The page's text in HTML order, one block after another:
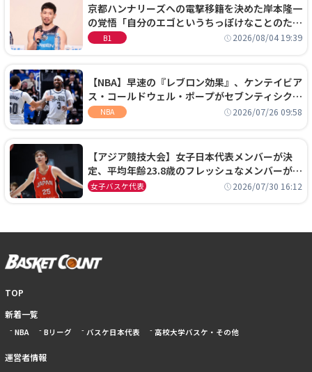
京都ハンナリーズへの電撃移籍を決めた岸本隆一
の覚悟「自分のエゴというちっぽけなことのため
に、京都に来たわけではない」
B1 2026/08/04 19:39
【NBA】早速の『レブロン効果』、ケンテイビア
ス・コールドウェル・ポープがセブンティシクサ
ーズに1年契約で加入
NBA 2026/07/26 09:58
【アジア競技大会】女子日本代表メンバーが決
定、平均年齢23.8歳のフレッシュなメンバーが日
本開催の大舞台で頂点を狙う
女子バスケ代表 2026/07/30 16:12
TOP
新着一覧
NBA Bリーグ バスケ日本代表 高校大学バスケ・その他
運営者情報